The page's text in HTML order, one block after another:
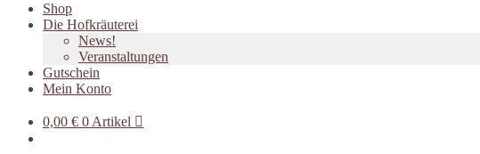
Shop
Die Hofkräuterei
News!
Veranstaltungen
Gutschein
Mein Konto
0,00 € 0 Artikel